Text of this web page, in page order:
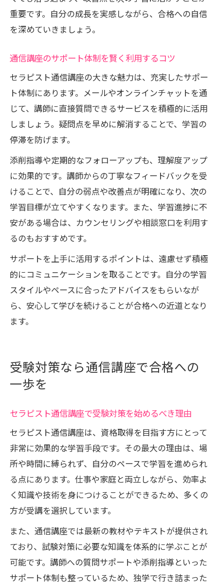
重要です。自分の成長を実感しながら、合格への自信
を深めていきましょう。
通信講座のサポート体制を賢く利用するコツ
セラピスト通信講座の大きな魅力は、充実したサポー
ト体制にあります。メールやオンラインチャットを通
じて、講師に直接質問できるサービスを積極的に活用
しましょう。疑問点を早めに解消することで、学習の
停滞を防げます。
添削指導や定期的なフォローアップも、理解度アップ
に効果的です。講師からの丁寧なフィードバックを受
けることで、自分の弱点や改善点が明確になり、次の
学習目標が立てやすくなります。また、学習進捗に不
安がある場合は、カウンセリングや相談窓口を利用す
るのもおすすめです。
サポートを上手に活用するポイントは、遠慮せず積極
的にコミュニケーションを取ることです。自分の学習
スタイルやペースに合ったアドバイスをもらいなが
ら、安心して学びを続けることが合格への近道となり
ます。
受験対策なら通信講座で合格への
一歩を
セラピスト通信講座で受験対策を始めるべき理由
セラピスト通信講座は、資格取得を目指す方にとって
非常に効果的な学習手段です。その最大の理由は、場
所や時間に縛られず、自分のペースで学習を進められ
る点にあります。仕事や家庭と両立しながら、効率よ
く知識や技術を身につけることができるため、多くの
方が受講を選択しています。
また、通信講座では最新の教材やテキストが提供され
ており、試験対策に必要な知識を体系的に学ぶことが
可能です。講師への質問サポートや添削指導といった
サポート体制も整っているため、独学で行き詰まった